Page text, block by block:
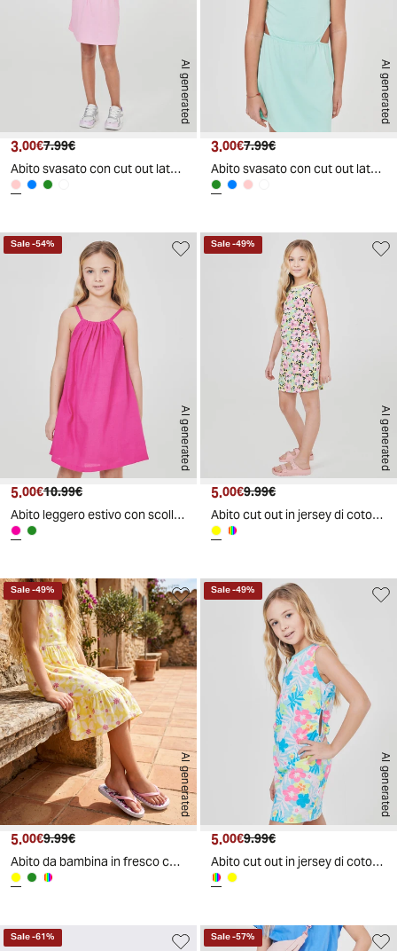
AI generated
Prezzo attuale
3.00€ Prezzo originale
7.99€
Abito svasato con cut out laterali - Rosa
AI generated
Prezzo attuale
3.00€ Prezzo originale
7.99€
Abito svasato con cut out laterali - Verde acqua
AI generated
Sale-54%
Prezzo attuale
5.00€ Prezzo originale
10.99€
Abito leggero estivo con scollo all'americana - Fuxia
AI generated
Sale-49%
Prezzo attuale
5.00€ Prezzo originale
9.99€
Abito cut out in jersey di cotone - Giallo
AI generated
Sale-49%
Prezzo attuale
5.00€ Prezzo originale
9.99€
Abito da bambina in fresco cotone - Giallo
AI generated
Sale-49%
Prezzo attuale
5.00€ Prezzo originale
9.99€
Abito cut out in jersey di cotone - Fantasia
Sale-61% Sale-57%